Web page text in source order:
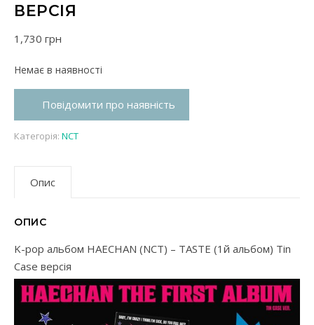
ВЕРСІЯ
1,730 грн
Немає в наявності
Повідомити про наявність
Категорія: NCT
Опис
ОПИС
K-pop альбом HAECHAN (NCT) – TASTE (1й альбом) Tin
Case версія